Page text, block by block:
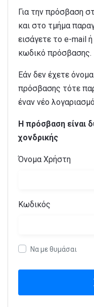
Για την πρόσβαση
και στο τμήμα
εισάγετε το e-mail
κωδικό πρόσβασης.
Εάν δεν έχετε
πρόσβασης τότε
έναν νέο
Η πρόσβαση είναι
χονδρικής
Όνομα Χρήστη
Κωδικός
Να με θυμάσαι